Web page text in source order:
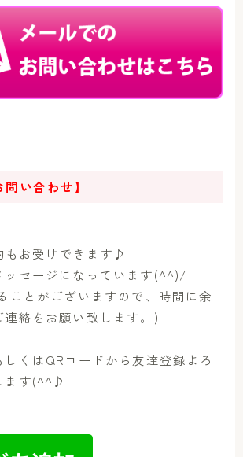
問い合わせ】
もお受けできます♪
ッセージになっています(^^)/
ことがございますので、時間に余
絡をお願い致します。)
くはQRコードから友達登録よろ
ます(^^♪